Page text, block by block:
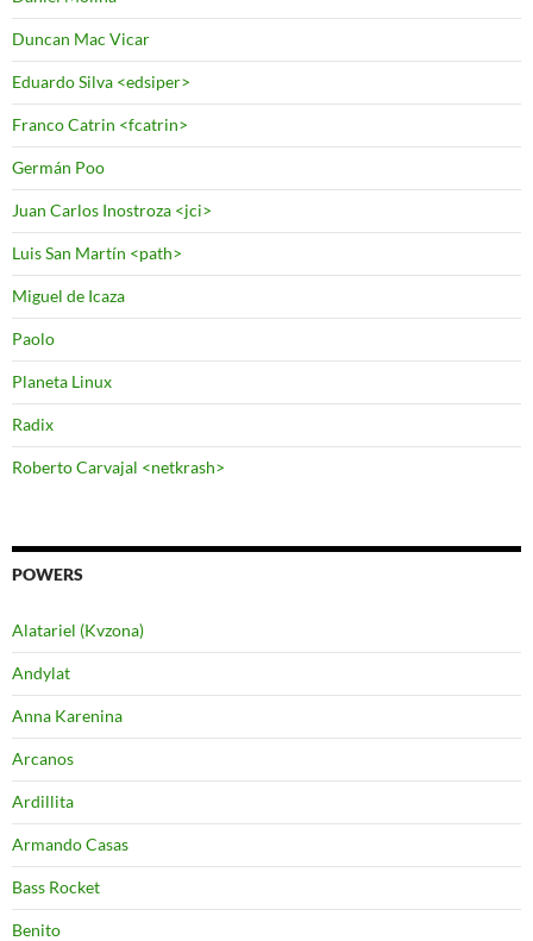
Duncan Mac Vicar
Eduardo Silva <edsiper>
Franco Catrin <fcatrin>
Germán Poo
Juan Carlos Inostroza <jci>
Luis San Martín <path>
Miguel de Icaza
Paolo
Planeta Linux
Radix
Roberto Carvajal <netkrash>
POWERS
Alatariel (Kvzona)
Andylat
Anna Karenina
Arcanos
Ardillita
Armando Casas
Bass Rocket
Benito